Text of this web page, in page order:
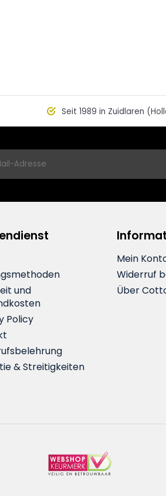
Seit 1989 in Zuidlaren
und
Policy
& Streitigkeiten
Mein
Widerruf
Über